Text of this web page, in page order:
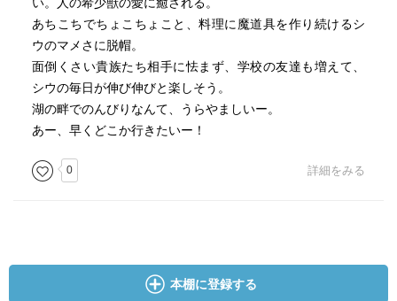
あちこちでちょこちょこと、料理に魔道具を作り続けるシ
ウのマメさに脱帽。
面倒くさい貴族たち相手に怯まず、学校の友達も増えて、
シウの毎日が伸び伸びと楽しそう。
湖の畔でのんびりなんて、うらやましいー。
あー、早くどこか行きたいー！
0 詳細をみる
本棚に登録する